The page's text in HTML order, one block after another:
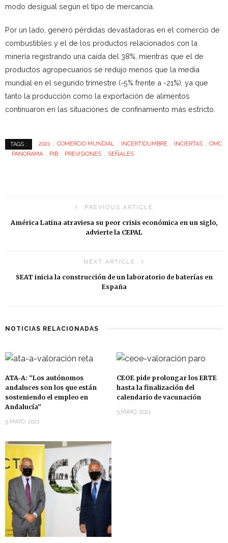
modo desigual según el tipo de mercancía.
Por un lado, generó pérdidas devastadoras en el comercio de
combustibles y el de los productos relacionados con la
minería registrando una caída del 38%, mientras que el de
productos agropecuarios se redujo menos que la media
mundial en el segundo trimestre (-5% frente a -21%), ya que
tanto la producción como la exportación de alimentos
continuaron en las situaciones de confinamiento más estricto.
TAGS : 2021 COMERCIO MUNDIAL INCERTIDUMBRE INCIERTAS
OMC
PANORAMA
PIB PREVISIONES SEÑALES
PREVIOUS ARTICLE
América Latina atraviesa su peor crisis económica en un siglo,
advierte la CEPAL
NEXT ARTICLE
SEAT inicia la construcción de un laboratorio de baterías en
España
NOTICIAS RELACIONADAS
ATA-A: “Los autónomos
andaluces son los que están
sosteniendo el empleo en
Andalucía”
5 MAYO, 2021
CEOE pide prolongar los ERTE
hasta la finalización del
calendario de vacunación
5 MAYO, 2021